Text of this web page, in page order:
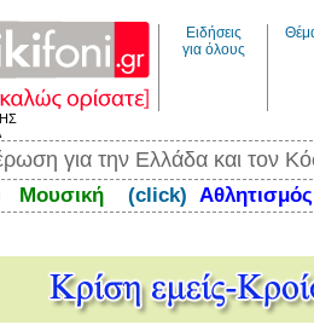
Ειδήσεις
για όλους
για την Ελλάδα και τον
Μουσική (click)